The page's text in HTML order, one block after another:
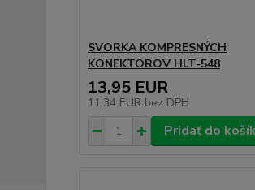
SVORKA KOMPRESNÝCH
KONEKTOROV HLT-548
13,95 EUR
11,34 EUR bez DPH
Pridať do